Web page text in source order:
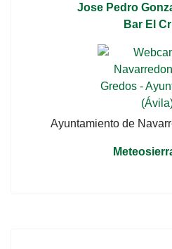
Jose Pedro
Bar El
Ayuntamiento de